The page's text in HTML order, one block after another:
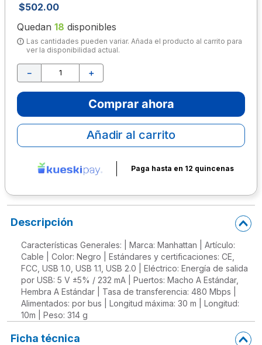
$502.00
Quedan 18 disponibles
Las cantidades pueden variar. Añada el producto al carrito para
ver la disponibilidad actual.
＋
－
Comprar ahora
Añadir al carrito
Paga hasta en 12 quincenas
Descripción
Características Generales: | Marca: Manhattan | Artículo:
Cable | Color: Negro | Estándares y certificaciones: CE,
FCC, USB 1.0, USB 1.1, USB 2.0 | Eléctrico: Energía de salida
por USB: 5 V ±5% / 232 mA | Puertos: Macho A Estándar,
Hembra A Estándar | Tasa de transferencia: 480 Mbps |
Alimentados: por bus | Longitud máxima: 30 m | Longitud:
10m | Peso: 314 g
Ficha técnica
10
escolar